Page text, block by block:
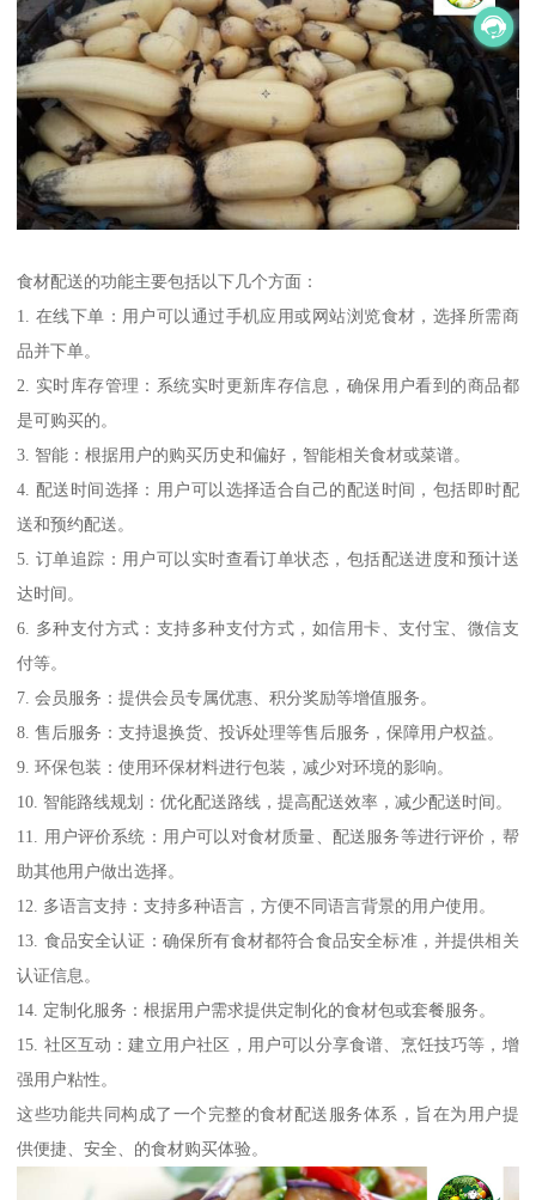
食材配送的功能主要包括以下几个方面：
1. 在线下单：用户可以通过手机应用或网站浏览食材，选择所需商
品并下单。
2. 实时库存管理：系统实时更新库存信息，确保用户看到的商品都
是可购买的。
3. 智能：根据用户的购买历史和偏好，智能相关食材或菜谱。
4. 配送时间选择：用户可以选择适合自己的配送时间，包括即时配
送和预约配送。
5. 订单追踪：用户可以实时查看订单状态，包括配送进度和预计送
达时间。
6. 多种支付方式：支持多种支付方式，如信用卡、支付宝、微信支
付等。
7. 会员服务：提供会员专属优惠、积分奖励等增值服务。
8. 售后服务：支持退换货、投诉处理等售后服务，保障用户权益。
9. 环保包装：使用环保材料进行包装，减少对环境的影响。
10. 智能路线规划：优化配送路线，提高配送效率，减少配送时间。
11. 用户评价系统：用户可以对食材质量、配送服务等进行评价，帮
助其他用户做出选择。
12. 多语言支持：支持多种语言，方便不同语言背景的用户使用。
13. 食品安全认证：确保所有食材都符合食品安全标准，并提供相关
认证信息。
14. 定制化服务：根据用户需求提供定制化的食材包或套餐服务。
15. 社区互动：建立用户社区，用户可以分享食谱、烹饪技巧等，增
强用户粘性。
这些功能共同构成了一个完整的食材配送服务体系，旨在为用户提
供便捷、安全、的食材购买体验。